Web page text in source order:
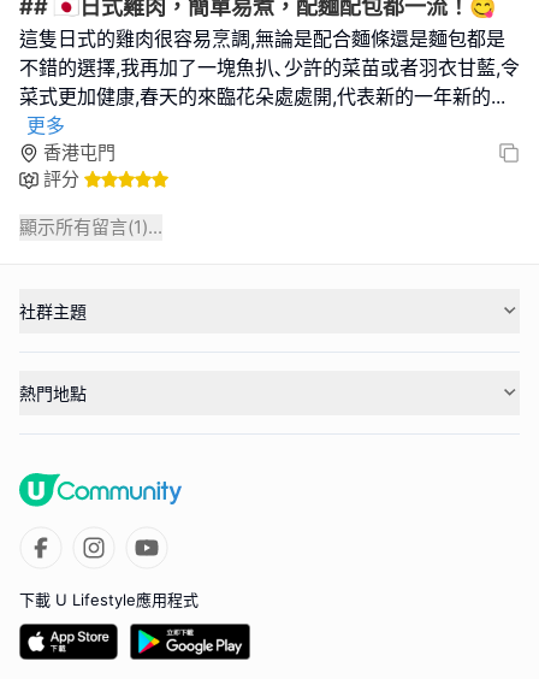
## 🇯🇵日式雞肉，簡單易煮，配麵配包都一流！😋
這隻日式的雞肉很容易烹調,無論是配合麵條還是麵包都是
不錯的選擇,我再加了一塊魚扒､少許的菜苗或者羽衣甘藍,令
菜式更加健康,春天的來臨花朵處處開,代表新的一年新的...
更多
香港屯門
評分
顯示所有留言(1)...
社群主題
熱門地點
下載 U Lifestyle應用程式